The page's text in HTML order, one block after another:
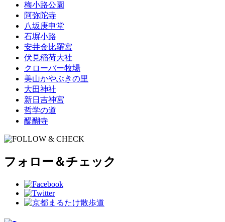
梅小路公園
阿弥陀寺
八坂庚申堂
石塀小路
安井金比羅宮
伏見稲荷大社
クローバー牧場
美山かやぶきの里
大田神社
新日吉神宮
哲学の道
醍醐寺
フォロー＆チェック